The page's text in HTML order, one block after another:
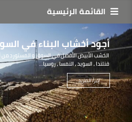
القائمة الرئيسية
أجود أخشاب البناء في
الخشب الأبيض الأفضل في السوق و المستورد من
فنلندا ، السويد ، النمسا ، روسيا…
إقرأ المزيد